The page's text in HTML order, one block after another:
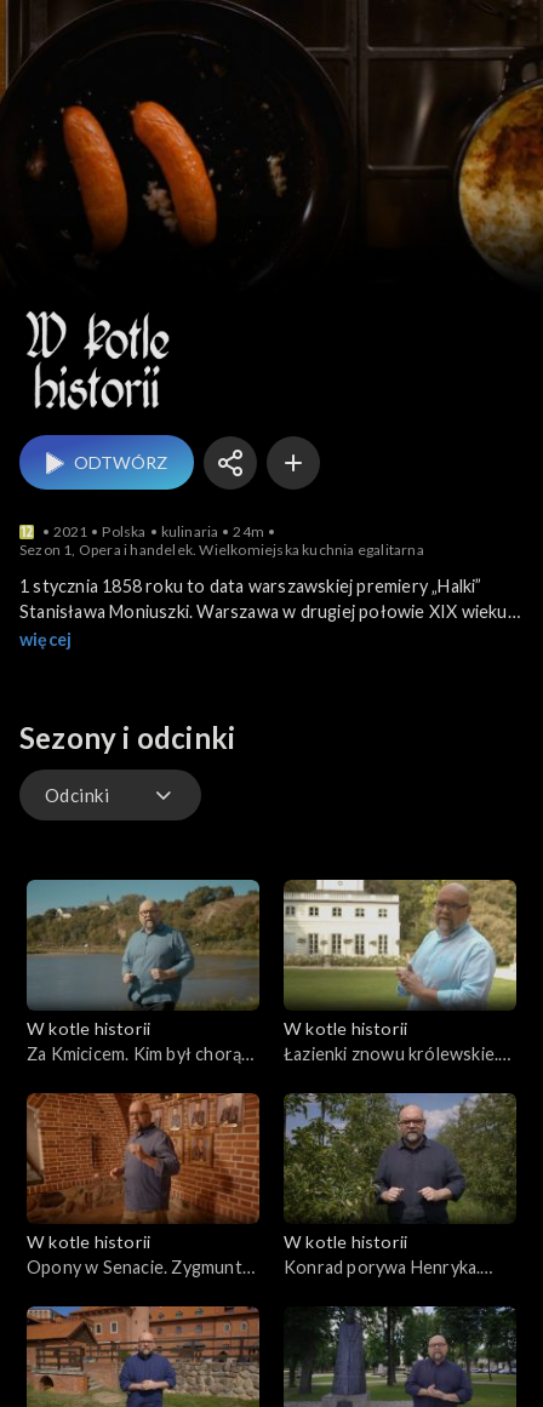
W kotle historii
ODTWÓRZ
2021 Polska kulinaria
24m
Sezon 1, Opera i handelek. Wielkomiejska kuchnia egalitarna
1 stycznia 1858 roku to data warszawskiej premiery „Halki”
Stanisława Moniuszki. Warszawa w drugiej połowie XIX wieku
to miasto rozwijające się, w którym powstawał szereg
więcej
Sezony i odcinki
Odcinki
W kotle historii
Za Kmicicem. Kim był chorąży
W kotle historii
Łazienki znowu królewskie.
Polsce
W kotle historii
Opony w Senacie. Zygmunt
W kotle historii
Konrad porywa Henryka.